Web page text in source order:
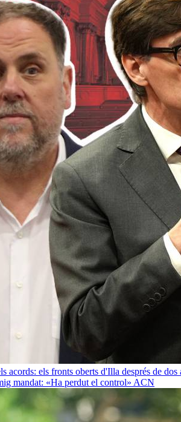
acords: els fronts oberts d'Illa després de dos
mandat: «Ha perdut el control» ACN